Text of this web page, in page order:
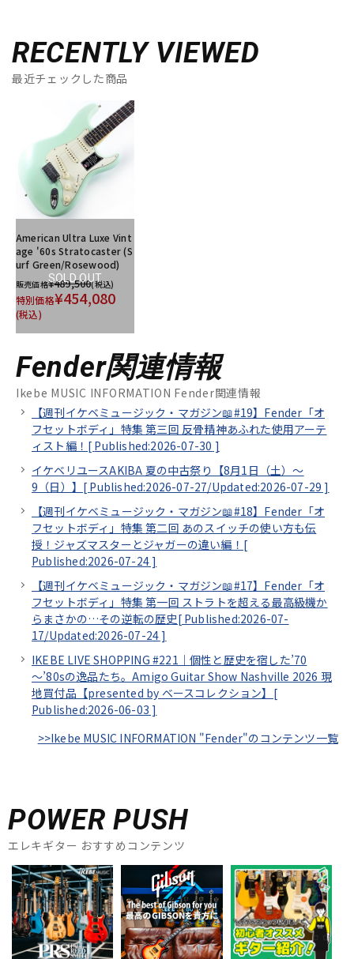
RECENTLY VIEWED
最近チェックした商品
SOLD OUT
American Ultra Luxe Vint
age '60s Stratocaster (S
urf Green/Rosewood)
販売価格¥489,500(税込)
特別価格¥454,080
(税込)
Fender関連情報
Ikebe MUSIC INFORMATION Fender関連情報
【週刊イケベミュージック・マガジン📖#19】Fender「オ
フセットボディ」特集 第三回 反骨精神あふれた使用アーテ
ィスト編！[ Published:2026-07-30 ]
イケベリユースAKIBA 夏の中古祭り【8月1日（土）～
9（日）】[ Published:2026-07-27/Updated:2026-07-29 ]
【週刊イケベミュージック・マガジン📖#18】Fender「オ
フセットボディ」特集 第二回 あのスイッチの使い方も伝
授！ジャズマスターとジャガーの違い編！[
Published:2026-07-24 ]
【週刊イケベミュージック・マガジン📖#17】Fender「オ
フセットボディ」特集 第一回 ストラトを超える最高級機か
らまさかの…その逆転の歴史[ Published:2026-07-
17/Updated:2026-07-24 ]
IKEBE LIVE SHOPPING #221｜個性と歴史を宿した’70
～’80sの逸品たち。Amigo Guitar Show Nashville 2026 現
地買付品【presented by ベースコレクション】[
Published:2026-06-03 ]
>>Ikebe MUSIC INFORMATION "Fender"のコンテンツ一覧
POWER PUSH
エレキギター おすすめコンテンツ